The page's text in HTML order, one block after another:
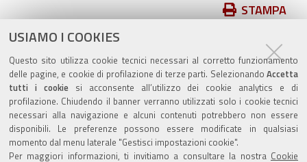
USIAMO I COOKIES
Questo sito utilizza cookie tecnici necessari al corretto funzionamento
delle pagine, e cookie di profilazione di terze parti. Selezionando Accetta
tutti i cookiesi acconsente all’utilizzo dei cookie analytics e di
profilazione. Chiudendo il banner verranno utilizzati solo i cookie tecnici
necessari alla navigazione e alcuni contenuti potrebbero non essere
disponibili. Le preferenze possono essere modificate in qualsiasi
momento dal menu laterale "Gestisci impostazioni cookie".
Per maggiori informazioni, ti invitiamo a consultare la nostra Cookie
documento
STAMPA
pubblicato il24/12/2021
ultima modifica16/06/2022
Valuta questo sito